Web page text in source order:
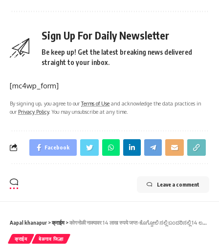
Sign Up For Daily Newsletter
Be keep up! Get the latest breaking news delivered
straight to your inbox.
[mc4wp_form]
By signing up, you agree to ourTerms of Use and acknowledge the data practices in
our Privacy Policy. You may unsubscribe at any time.
Facebook
Leave a comment
Aapal khanapur >क्राईम>कोगनोळी नाक्यावर 14 लाख रुपये जप्त-ಕೊಗ್ನೋಲಿ ನಲ್ಲಿ ಬಂದರಿನಲ್ಲಿ 14 ಲಕ್ಷ ರೂ ಜಪ್ತಿ ಮಾಡಲಾಗಿದೆ.
क्राईम बेळगाव जिल्हा